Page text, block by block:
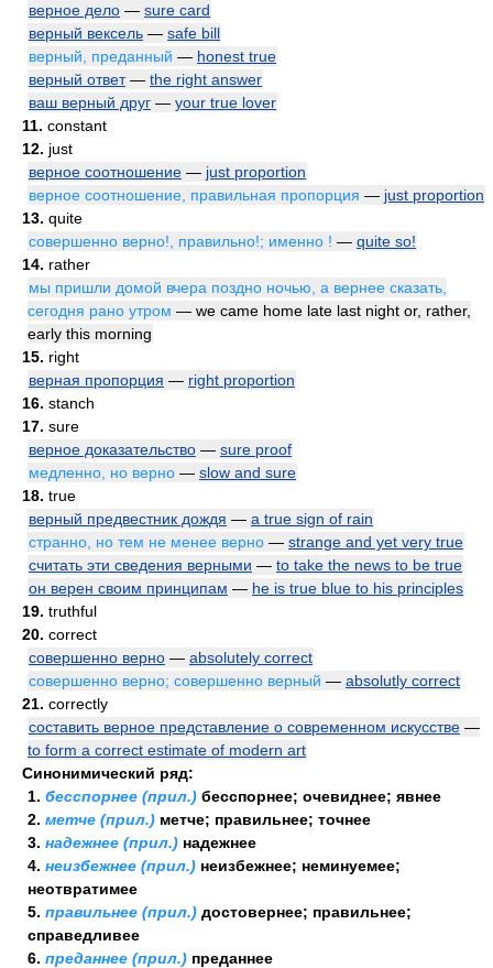
верное дело — sure card
верный вексель — safe bill
верный, преданный — honest true
верный ответ— the right answer
ваш верный друг — your true lover
11. constant
12. just
верное соотношение — just proportion
верное соотношение, правильная пропорция — just proportion
13. quite
совершенно верно!, правильно!; именно ! — quite so!
14. rather
мы пришли домой вчера поздно ночью, а вернее сказать,
сегодня рано утром — we came home late last night or, rather,
early this morning
15. right
верная пропорция — right proportion
16. stanch
17. sure
верное доказательство — sure proof
медленно, но верно — slow and sure
18. true
верный предвестник дождя — a true sign of rain
странно, но тем не менее верно — strange and yet very true
считать эти сведения верными — to take the news to be true
он верен своим принципам — he is true blue to his principles
19. truthful
20. correct
совершенно верно — absolutely correct
совершенно верно; совершенно верный — absolutly correct
21. correctly
составить верное представление о современном искусстве —
to form a correct estimate of modern art
Синонимический ряд:
1. бесспорнее (прил.) бесспорнее; очевиднее; явнее
2. метче (прил.) метче; правильнее; точнее
3. надежнее (прил.) надежнее
4. неизбежнее (прил.) неизбежнее; неминуемее;
неотвратимее
5. правильнее (прил.) достовернее; правильнее;
справедливее
6. преданнее (прил.) преданнее